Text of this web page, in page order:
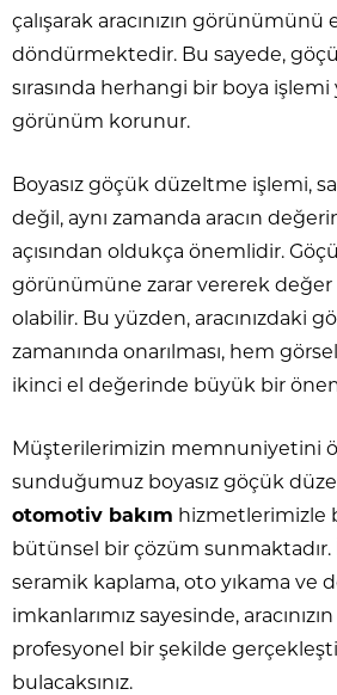
çalışarak aracınızın görünümünü
döndürmektedir. Bu sayede,
sırasında herhangi bir boya işlemi
görünüm korunur.
Boyasız göçük düzeltme işlemi,
değil, aynı zamanda aracın
açısından oldukça önemlidir.
görünümüne zarar vererek değer
olabilir. Bu yüzden, aracınızdaki
zamanında onarılması, hem
ikinci el değerinde büyük bir
Müşterilerimizin memnuniyetini
sunduğumuz boyasız göçük
otomotiv bakım hizmetlerimizle
bütünsel bir çözüm
seramik kaplama, oto yıkama ve
imkanlarımız sayesinde, aracınızın
profesyonel bir şekilde
bulacaksınız.